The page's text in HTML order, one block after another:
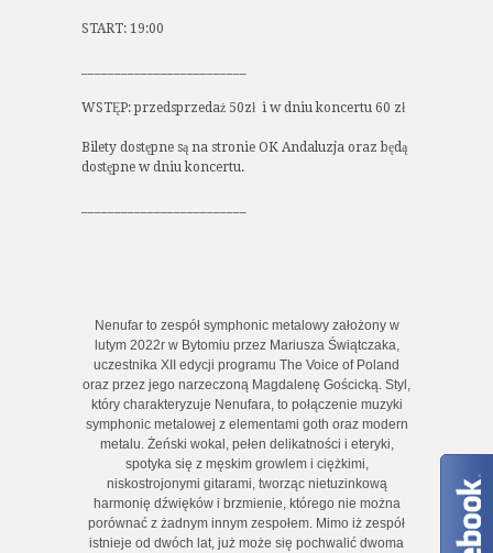
START: 19:00
WSTĘP: przedsprzedaż 50zł i w dniu koncertu 60 zł
Bilety dostępne są na stronie OK Andaluzja oraz będą
dostępne w dniu koncertu.
Nenufar to zespół symphonic metalowy założony w
lutym 2022r w Bytomiu przez Mariusza Świątczaka,
uczestnika XII edycji programu The Voice of Poland
oraz przez jego narzeczoną Magdalenę Gościcką. Styl,
który charakteryzuje Nenufara, to połączenie muzyki
symphonic metalowej z elementami goth oraz modern
metalu. Żeński wokal, pełen delikatności i eteryki,
spotyka się z męskim growlem i ciężkimi,
niskostrojonymi gitarami, tworząc nietuzinkową
harmonię dźwięków i brzmienie, którego nie można
porównać z żadnym innym zespołem. Mimo iż zespół
istnieje od dwóch lat, już może się pochwalić dwoma